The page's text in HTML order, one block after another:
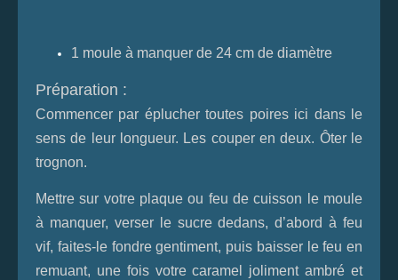
1 moule à manquer de 24 cm de diamètre
Préparation :
Commencer par éplucher toutes poires ici dans le
sens de leur longueur. Les couper en deux. Ôter le
trognon.
Mettre sur votre plaque ou feu de cuisson le moule
à manquer, verser le sucre dedans, d’abord à feu
vif, faites-le fondre gentiment, puis baisser le feu en
remuant, une fois votre caramel joliment ambré et